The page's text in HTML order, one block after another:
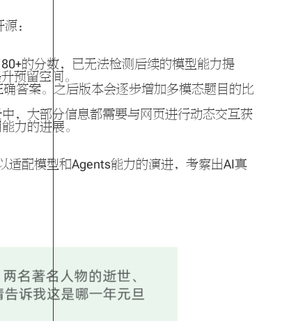
：
的分数，已无法检测后续的模型能力提
预留空间。
答案。之后版本会逐步增加多模态题目的比
，大部分信息都需要与网页进行动态交互获
力的进展。
适配模型和Agents能力的演进，考察出AI真